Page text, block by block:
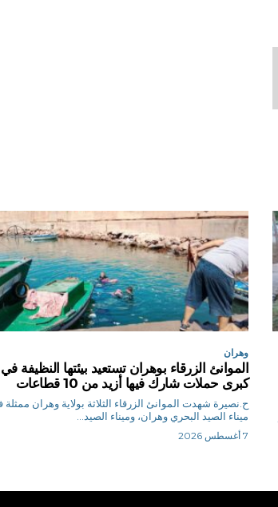
وهران
الموانئ الزرقاء بوهران تستعيد بيئتها النظيفة في
كبرى حملات شارك فيها أزيد من 10 قطاعات
ح.نصيرة شهدت الموانئ الزرقاء الثلاثة بولاية وهران
ميناء الصيد البحري وهران، وميناء الصيد...
7 أغسطس 2026